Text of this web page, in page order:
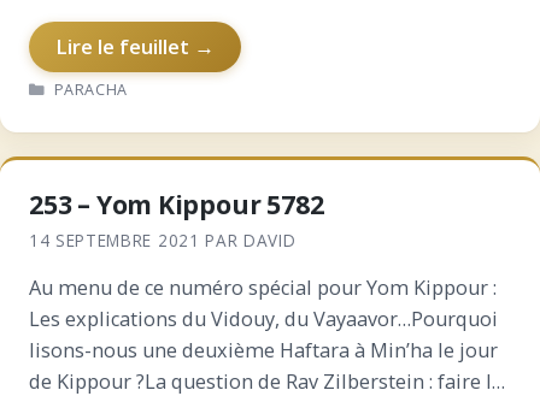
monde-ci…
Lire le feuillet →
CATÉGORIES
PARACHA
253 – Yom Kippour 5782
14 SEPTEMBRE 2021 PAR DAVID
Au menu de ce numéro spécial pour Yom Kippour :
Les explications du Vidouy, du Vayaavor…Pourquoi
lisons-nous une deuxième Haftara à Min’ha le jour
de Kippour ?La question de Rav Zilberstein : faire la